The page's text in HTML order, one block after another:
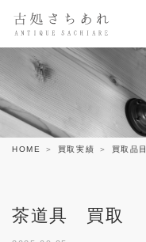
HOME 買取実績 買取品目
茶道具 買取